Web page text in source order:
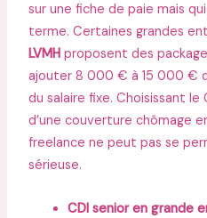
sur une fiche de paie mais
terme. Certaines grandes
LVMHproposent des
ajouter 8 000 € à 15 000 €
du salaire fixe. Choisissant le
d’une couverture chômage
freelance ne peut pas se
sérieuse.
CDI senior en grande